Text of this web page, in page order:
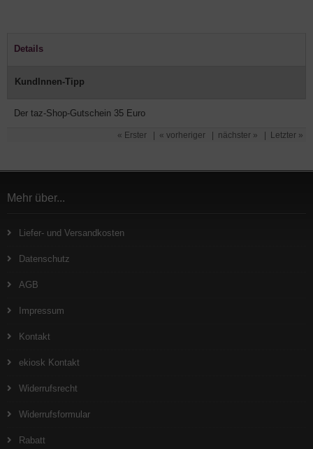
Details
KundInnen-Tipp
Der taz-Shop-Gutschein 35 Euro
« Erster « vorheriger nächster » Letzter »
Mehr über...
Liefer- und Versandkosten
Datenschutz
AGB
Impressum
Kontakt
ekiosk Kontakt
Widerrufsrecht
Widerrufsformular
Rabatt